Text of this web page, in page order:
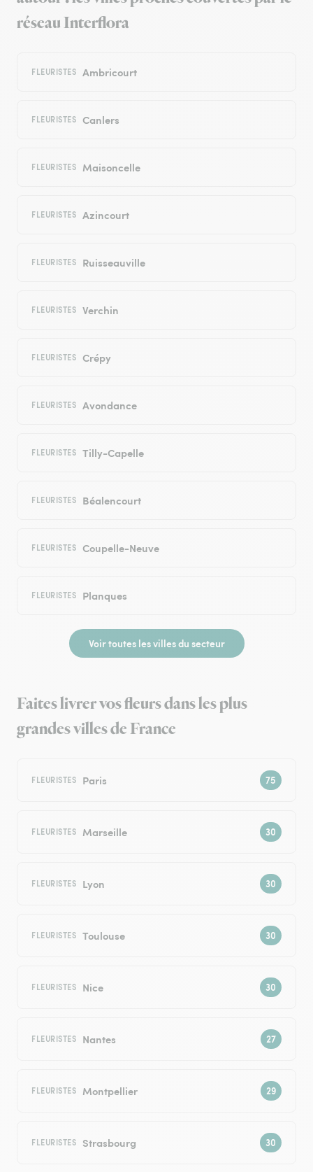
réseau Interflora
FLEURISTES Ambricourt
FLEURISTES Canlers
FLEURISTES Maisoncelle
FLEURISTES Azincourt
FLEURISTES Ruisseauville
FLEURISTES Verchin
FLEURISTES Crépy
FLEURISTES Avondance
FLEURISTES Tilly-Capelle
FLEURISTES Béalencourt
FLEURISTES Coupelle-Neuve
FLEURISTES Planques
Voir toutes les villes du secteur
Faites livrer vos fleurs dans les plus
grandes villes de France
FLEURISTES Paris
FLEURISTES Marseille
FLEURISTES Lyon
FLEURISTES Toulouse
FLEURISTES Nice
FLEURISTES Nantes
FLEURISTES Montpellier
FLEURISTES Strasbourg